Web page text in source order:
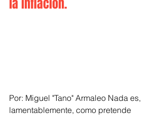
la inflación.
Por: Miguel "Tano" Armaleo Nada es,
lamentablemente, como pretende